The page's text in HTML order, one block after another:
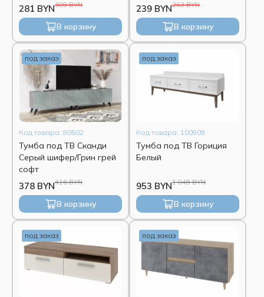
309 BYN
281 BYN
В корзину
263 BYN
239 BYN
В корзину
под заказ
Код товара: 80502
Тумба под ТВ Сканди
Серый шифер/Грин грей
софт
416 BYN
378 BYN
В корзину
под заказ
Код товара: 100909
Тумба под ТВ Гориция
Белый
1 048 BYN
953 BYN
В корзину
под заказ под заказ